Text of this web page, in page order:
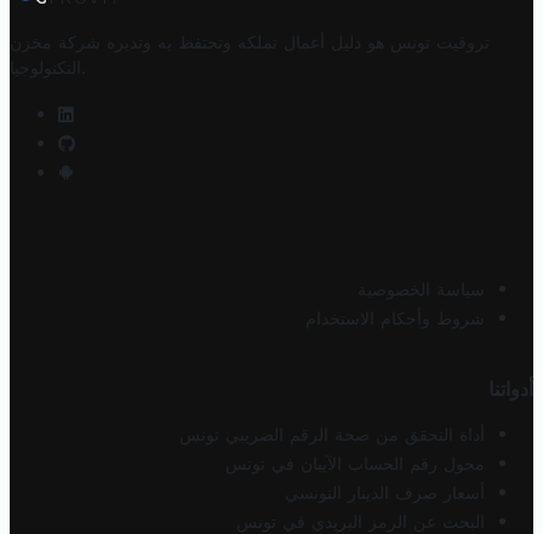
تروفيت تونس هو دليل أعمال تملكه وتحتفظ به وتديره
شركة مخزن
التكنولوجيا
سياسة الخصوصية
شروط وأحكام الاستخدام
أدواتنا
أداة التحقق من صحة الرقم الضريبي تونس
محول رقم الحساب الآيبان في تونس
أسعار صرف الدينار التونسي
البحث عن الرمز البريدي في تونس